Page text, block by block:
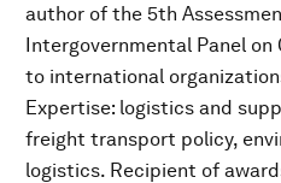
author of the 5th
Intergovernmental Panel on
to international
Expertise: logistics and
freight transport policy,
logistics. Recipient of